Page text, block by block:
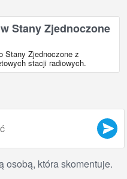
to miejsce do
koralowców
(Acropora palmata),
szkółce w Parku
Stany Zjednoczone
Stany Zjednoczone z
stacji radiowych.
osobą, która skomentuje.